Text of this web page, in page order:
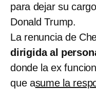
para dejar su
Donald Trump.
La renuncia de
dirigida al
donde la ex
que asume la